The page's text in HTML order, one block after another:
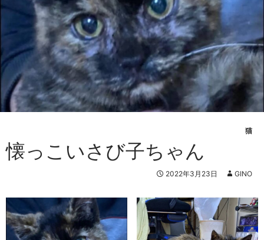
猫
懐っこいさび子ちゃん
2022年3月23日 GINO